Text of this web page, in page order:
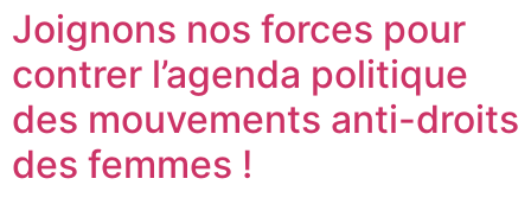
Joignons nos forces pour
contrer l’agenda politique
des mouvements anti-droits
des femmes !